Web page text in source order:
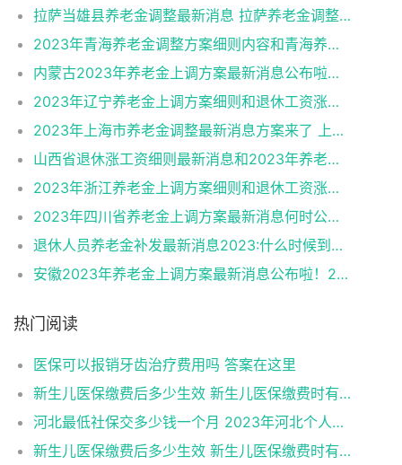
拉萨当雄县养老金调整最新消息 拉萨养老金调整方案2023年公布
2023年青海养老金调整方案细则内容和青海养老金上调补发时间最新消息（全文）
内蒙古2023年养老金上调方案最新消息公布啦！2023年内蒙古养老金调整方案细则（原文）
2023年辽宁养老金上调方案细则和退休工资涨工资最新消息公布（全文）
2023年上海市养老金调整最新消息方案来了 上海市2023养老金上调细则具体内容（全文）
山西省退休涨工资细则最新消息和2023年养老金调整细则内容（附例子）
2023年浙江养老金上调方案细则和退休工资涨工资最新消息公布（全文）
2023年四川省养老金上调方案最新消息何时公布？
退休人员养老金补发最新消息2023:什么时候到位?调整补发金额如何计算?
安徽2023年养老金上调方案最新消息公布啦！2023年安徽养老金调整方案细则（原文）
热门阅读
医保可以报销牙齿治疗费用吗 答案在这里
新生儿医保缴费后多少生效 新生儿医保缴费时有何注意事项
河北最低社保交多少钱一个月 2023年河北个人社保缴费标准
新生儿医保缴费后多少生效 新生儿医保缴费时有何注意事项